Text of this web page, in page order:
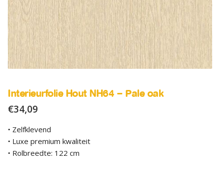
Interieurfolie Hout NH64 – Pale oak
€34,09
• Zelfklevend
• Luxe premium kwaliteit
• Rolbreedte: 122 cm